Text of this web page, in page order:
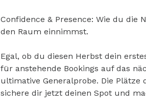
Confidence & Presence: Wie du
den Raum einnimmst.
Egal, ob du diesen Herbst dein
für anstehende Bookings auf das
ultimative Generalprobe. Die Plätze
sichere dir jetzt deinen Spot und